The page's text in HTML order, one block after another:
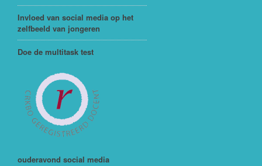
Invloed van social media op het
zelfbeeld van jongeren
Doe de multitask test
ouderavond social media